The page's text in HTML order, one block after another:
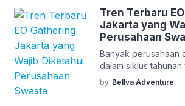
kaku di dalam ruang
yang dingin, kini
disebut “Bleisure”
Leisure). Jakarta,
gravitasi ekonomi
panggung utama
Perusahaan kini
Tren Terbaru
Jakarta yang
Perusahaan
Banyak perusahaan
dalam siklus
sewa bus, pesan
prasmanan, lalu
by Bellva Adventure